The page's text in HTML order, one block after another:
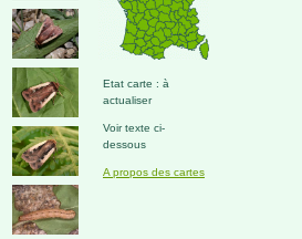
Etat carte : à
actualiser
Voir texte ci-
dessous
A propos des cartes